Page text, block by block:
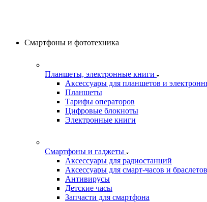
Смартфоны и фототехника
Планшеты, электронные книги
Аксессуары для планшетов и
Планшеты
Тарифы операторов
Цифровые блокноты
Электронные книги
Смартфоны и гаджеты
Аксессуары для радиостанций
Аксессуары для смарт-часов и браслетов
Антивирусы
Детские часы
Запчасти для смартфона